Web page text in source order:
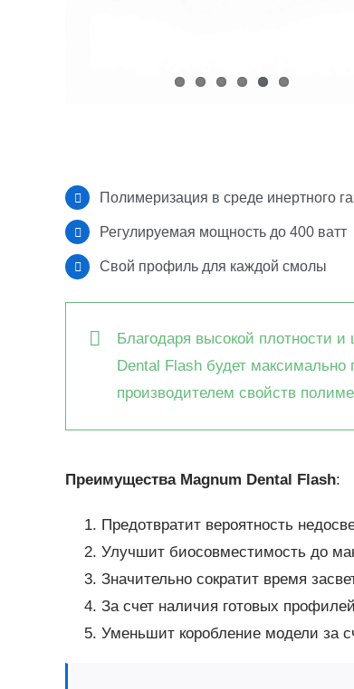
Полимеризация в среде инертного
Регулируемая мощность до 400 ватт
Свой профиль для каждой смолы
Благодаря высокой плотности
Dental Flash будет максимально
производителем свойств
Преимущества Magnum Dental Flash:
Предотвратит вероятность
Улучшит биосовместимость до
Значительно сократит время
За счет наличия готовых
Уменьшит коробление модели за